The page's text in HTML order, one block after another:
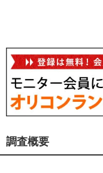
調査概要